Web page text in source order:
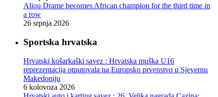
Aliou Drame becomes African champion for the third time in
a row
26 srpnja 2026
Sportska hrvatska
Hrvatski košarkaški savez : Hrvatska muška U16
reprezentacija otputovala na Europsko prvenstvo u Sjevernu
Makedoniju
6 kolovoza 2026